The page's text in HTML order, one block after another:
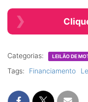
Categorias: LEILÃO DE
Tags: Financiamento